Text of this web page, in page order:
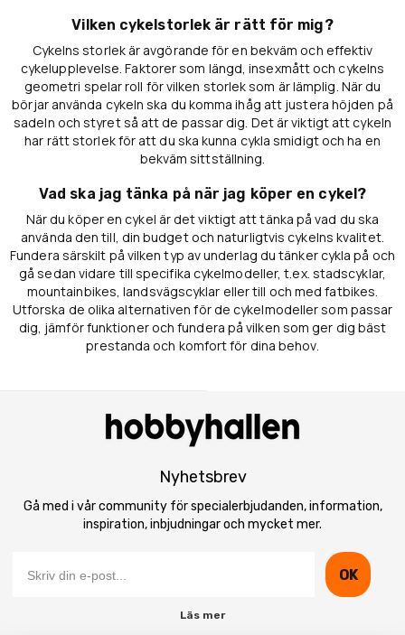
Vilken cykelstorlek är rätt för mig?
Cykelns storlek är avgörande för en bekväm och effektiv
cykelupplevelse. Faktorer som längd, insexmått och cykelns
geometri spelar roll för vilken storlek som är lämplig. När du
börjar använda cykeln ska du komma ihåg att justera höjden på
sadeln och styret så att de passar dig. Det är viktigt att cykeln
har rätt storlek för att du ska kunna cykla smidigt och ha en
bekväm sittställning.
Vad ska jag tänka på när jag köper en cykel?
När du köper en cykel är det viktigt att tänka på vad du ska
använda den till, din budget och naturligtvis cykelns kvalitet.
Fundera särskilt på vilken typ av underlag du tänker cykla på och
gå sedan vidare till specifika cykelmodeller, t.ex. stadscyklar,
mountainbikes, landsvägscyklar eller till och med fatbikes.
Utforska de olika alternativen för de cykelmodeller som passar
dig, jämför funktioner och fundera på vilken som ger dig bäst
prestanda och komfort för dina behov.
Nyhetsbrev
Gå med i vår community för specialerbjudanden, information,
inspiration, inbjudningar och mycket mer.
OK
Läs mer